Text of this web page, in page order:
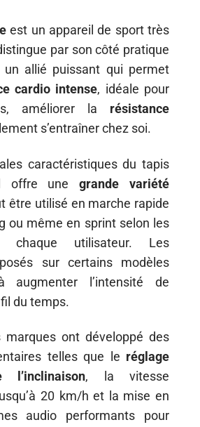
est un appareil de sport très
par son côté pratique
un allié puissant qui permet
cardio intense, idéale pour
améliorer la résistance
s’entraîner chez soi.
caractéristiques du tapis
offre unegrande variété
être utilisé en marche rapide
ou même en sprint selon les
chaque utilisateur. Les
sur certains modèles
augmenter l’intensité de
du temps.
marques ont développé des
telles que le réglage
l’inclinaison, la vitesse
20 km/h et la mise en
audio performants pour